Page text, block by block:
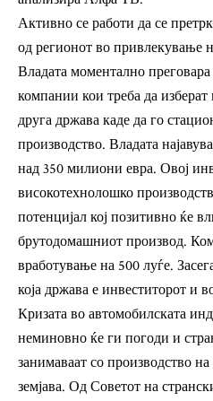
Активно се работи да се
од регионот во привлекување
Владата моментално
компании кои треба да
друга држава каде да го
производство. Владата
над 350 милиони евра. Овој
високотехнолошко
потенцијал кој позитивно ќе
брутодомашниот производ.
вработување на 500 луѓе.
која држава е инвеститорот и
Кризата во автомобилската
неминовно ќе ги погоди и
занимаваат со производство
земјава. Од Советот на